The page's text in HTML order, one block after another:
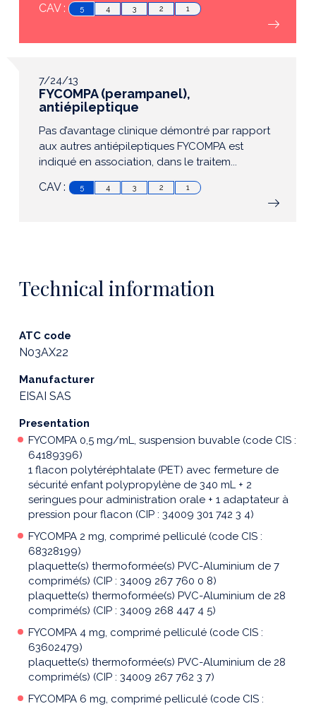
CAV : 5 4 3 2 1
7/24/13
FYCOMPA (perampanel),
antiépileptique
Pas d’avantage clinique démontré par rapport
aux autres antiépileptiques FYCOMPA est
indiqué en association, dans le traitem...
CAV : 5 4 3 2 1
Technical information
ATC code
N03AX22
Manufacturer
EISAI SAS
Presentation
FYCOMPA 0,5 mg/mL, suspension buvable (code CIS :
64189396)
1 flacon polytéréphtalate (PET) avec fermeture de
sécurité enfant polypropylène de 340 mL + 2
seringues pour administration orale + 1 adaptateur à
pression pour flacon (CIP : 34009 301 742 3 4)
FYCOMPA 2 mg, comprimé pelliculé (code CIS :
68328199)
plaquette(s) thermoformée(s) PVC-Aluminium de 7
comprimé(s) (CIP : 34009 267 760 0 8)
plaquette(s) thermoformée(s) PVC-Aluminium de 28
comprimé(s) (CIP : 34009 268 447 4 5)
FYCOMPA 4 mg, comprimé pelliculé (code CIS :
63602479)
plaquette(s) thermoformée(s) PVC-Aluminium de 28
comprimé(s) (CIP : 34009 267 762 3 7)
FYCOMPA 6 mg, comprimé pelliculé (code CIS :